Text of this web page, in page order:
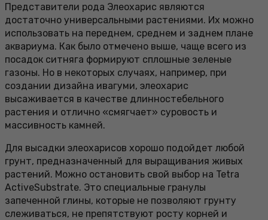
Представители рода Элеохарис являются
достаточно универсальными растениями. Их можно
использовать на переднем, среднем и заднем плане
аквариума. Как было отмечено выше, чаще всего из
посадок ситняга формируют сплошные зеленые
газоны. Но в некоторых случаях, например, при
создании дизайна ивагуми, элеохарис
высаживается в качестве длинностебельного
растения и отлично «смягчает» суровость и
массивность камней.
Для высадки элеохарисов хорошо подойдет любой
грунт, предназначенный для выращивания живых
растений. Можно остановить свой выбор на Tetra
ActiveSubstrate. Это специальные гранулы
запеченной глины, которые не позволяют грунту
слеживаться, не препятствуют росту корней и